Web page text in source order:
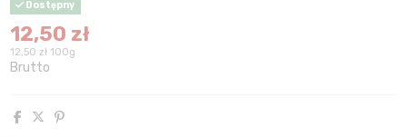
Dostępny
12,50 zł
12,50 zł 100g
Brutto